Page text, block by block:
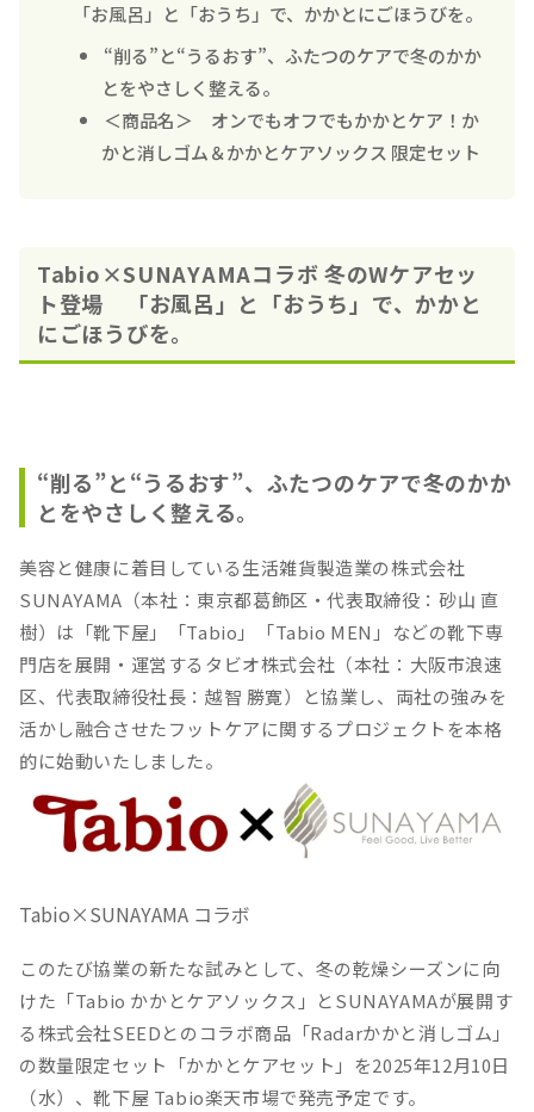
「お風呂」と「おうち」で、かかとにごほうびを。
“削る”と“うるおす”、ふたつのケアで冬のかか
とをやさしく整える。
＜商品名＞ オンでもオフでもかかとケア！か
かと消しゴム＆かかとケアソックス 限定セット
Tabio×SUNAYAMAコラボ 冬のWケアセッ
ト登場 「お風呂」と「おうち」で、かかと
にごほうびを。
“削る”と“うるおす”、ふたつのケアで冬のかか
とをやさしく整える。
美容と健康に着目している生活雑貨製造業の株式会社
SUNAYAMA（本社：東京都葛飾区・代表取締役：砂山 直
樹）は「靴下屋」「Tabio」「Tabio MEN」などの靴下専
門店を展開・運営するタビオ株式会社（本社：大阪市浪速
区、代表取締役社長：越智 勝寛）と協業し、両社の強みを
活かし融合させたフットケアに関するプロジェクトを本格
的に始動いたしました。
Tabio×SUNAYAMA コラボ
このたび協業の新たな試みとして、冬の乾燥シーズンに向
けた「Tabio かかとケアソックス」とSUNAYAMAが展開す
る株式会社SEEDとのコラボ商品「Radarかかと消しゴム」
の数量限定セット「かかとケアセット」を2025年12月10日
（水）、靴下屋 Tabio楽天市場で発売予定です。